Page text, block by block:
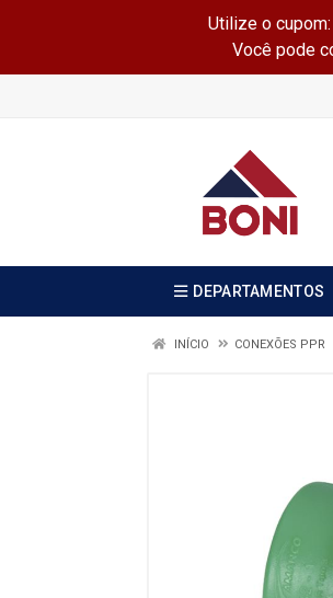
Utilize o
Você pode
DEPARTAMENTOS
INÍCIO CONEXÕES PPR